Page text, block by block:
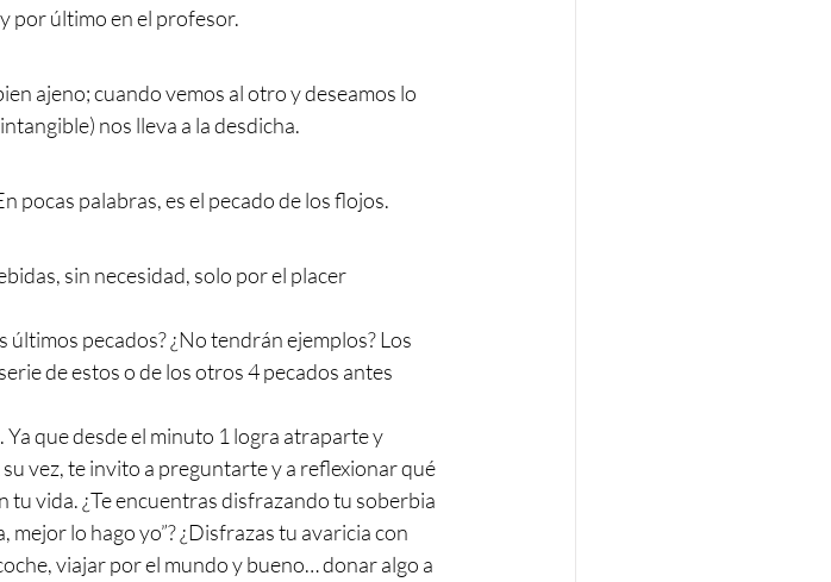
por último en el profesor.
ajeno; cuando vemos al otro y deseamos lo
nos lleva a la desdicha.
pocas palabras, es el pecado de los flojos.
sin necesidad, solo por el placer
pecados? ¿No tendrán ejemplos? Los
de estos o de los otros 4 pecados antes
que desde el minuto 1 logra atraparte y
vez, te invito a preguntarte y a reflexionar qué
tu vida. ¿Te encuentras disfrazando tu soberbia
mejor lo hago yo”? ¿Disfrazas tu avaricia con
viajar por el mundo y bueno… donar algo a